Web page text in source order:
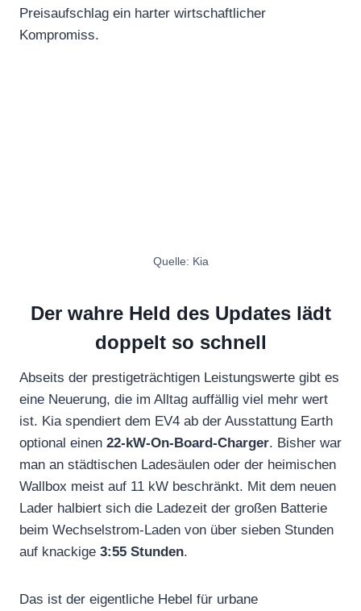
Preisaufschlag ein harter wirtschaftlicher
Kompromiss.
Quelle: Kia
Der wahre Held des Updates lädt
doppelt so schnell
Abseits der prestigeträchtigen Leistungswerte gibt es
eine Neuerung, die im Alltag auffällig viel mehr wert
ist. Kia spendiert dem EV4 ab der Ausstattung Earth
optional einen 22-kW-On-Board-Charger. Bisher war
man an städtischen Ladesäulen oder der heimischen
Wallbox meist auf 11 kW beschränkt. Mit dem neuen
Lader halbiert sich die Ladezeit der großen Batterie
beim Wechselstrom-Laden von über sieben Stunden
auf knackige 3:55 Stunden.
Das ist der eigentliche Hebel für urbane